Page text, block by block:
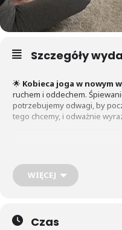
Szczegóły
🌟 Kobieca joga w nowym
ruchem i oddechem.
potrzebujemy odwagi, by
tego chcemy, i odważnie
Rozwójwrażliwości i
WIĘCEJ
Czas